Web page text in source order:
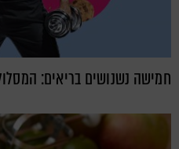
חמישה נשנושים בריאים: